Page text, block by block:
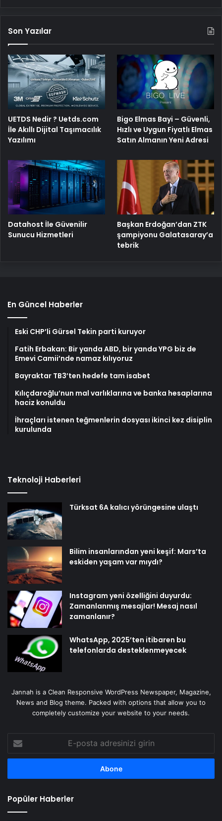
Son Yazılar
UETDS Nedir ? Uetds.com
İle Akıllı Dijital Taşımacılık
Yazılımı
Bigo Elmas Bayi – Güvenli,
Hızlı ve Uygun Fiyatlı Elmas
Satın Almanın Yeni Adresi
Datahost İle Güvenilir
Sunucu Hizmetleri
Başkan Erdoğan’dan ZTK
şampiyonu Galatasaray’a
tebrik
En Güncel Haberler
Eski CHP’li Gürsel Tekin parti kuruyor
Fatih Erbakan: Bir yanda ABD, bir yanda YPG biz de
Emevi Camii’nde namaz kılıyoruz
Bayraktar TB3’ten hedefe tam isabet
Kılıçdaroğlu’nun mal varlıklarına ve banka hesaplarına
haciz konuldu
İhraçları istenen teğmenlerin dosyası ikinci kez disiplin
kurulunda
Teknoloji Haberleri
Türksat 6A kalıcı yörüngesine ulaştı
Bilim insanlarından yeni keşif: Mars’ta
eskiden yaşam var mıydı?
Instagram yeni özelliğini duyurdu:
Zamanlanmış mesajlar! Mesaj nasıl
zamanlanır?
WhatsApp, 2025’ten itibaren bu
telefonlarda desteklenmeyecek
Jannah is a Clean Responsive WordPress Newspaper, Magazine,
News and Blog theme. Packed with options that allow you to
completely customize your website to your needs.
posta
adresinizi
Popüler Haberler